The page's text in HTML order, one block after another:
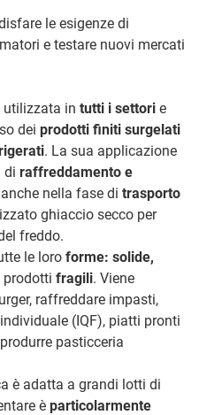
le esigenze di
e testare nuovi mercati
utilizzata in tutti i settori e
dei prodotti finiti surgelati
. La sua applicazione
di raffreddamento e
nella fase di trasporto
ghiaccio secco per
freddo.
le loro forme: solide,
prodotti fragili. Viene
raffreddare impasti,
(IQF), piatti pronti
pasticceria
è adatta a grandi lotti di
è particolarmente